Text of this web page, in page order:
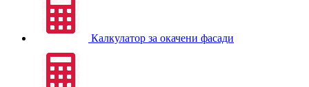
Калкулатор за окачени фасади